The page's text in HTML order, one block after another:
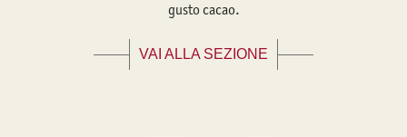
gusto cacao.
VAI ALLA SEZIONE